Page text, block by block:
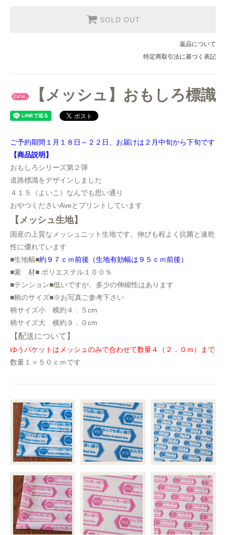
SOLD OUT
返品について
特定商取引法に基づく表記
【メッシュ】おもしろ標識
ご予約期間１月１８日～２２日、お届けは２月中旬から下旬です
【商品説明】
おもしろシリーズ第２弾
道路標識をデザインしました
４１５（よいこ）なんでも思い通り
おやつくださいAveとプリントしています
【メッシュ生地】
国産の上質なメッシュニット生地です。伸びも程よく抗菌と速乾
性に優れています
■生地幅■約９７ｃｍ前後（生地有効幅は９５ｃｍ前後）
■素 材■ ポリエステル１００％
■テンション■低いですが、多少の伸縮性はあります
■柄のサイズ■※お写真ご参考下さい
柄サイズ小 横約４．５cm
柄サイズ大 横約９．０cm
【配送について】
ゆうパケットはメッシュのみで合わせて数量４（２．０ｍ）まで
数量１＝５０ｃｍです